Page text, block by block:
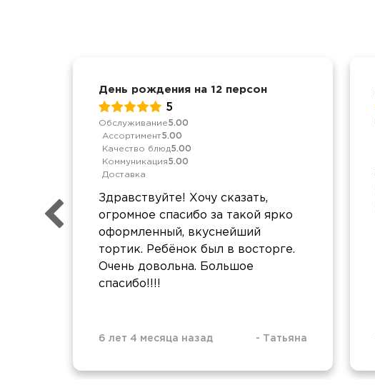
День рождения на 12 персон
5
Обслуживание5.00
Ассортимент5.00
Качество блюд5.00
Коммуникация5.00
Доставка
Здравствуйте! Хочу сказать,
огромное спасибо за такой ярко
оформленный, вкуснейший
тортик. Ребёнок был в восторге.
Очень довольна. Большое
спасибо!!!!
6 лет 4 месяца назад - Татьяна